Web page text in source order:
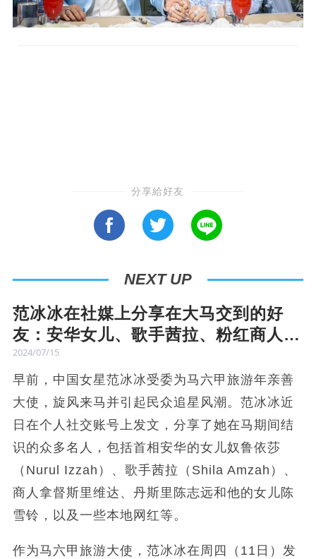
分享給好友
NEXT UP
范冰冰在社媒上分享在大马交到的好
友：安华女儿、歌手茜拉、粉红商人…
2024/07/15
早前，中国女星范冰冰受委为马六甲旅游年亲善
大使，旋风来马并引起民众追星风潮。范冰冰近
日在个人社交账号上发文，分享了她在马期间结
识的众多名人，包括首相安华的女儿奴鲁依莎
（Nurul Izzah）、歌手茜拉（Shila Amzah）、
商人拿督斯里维达、丹斯里陈志远和他的女儿陈
雪铃，以及一些本地网红等。
作为马六甲旅游大使，范冰冰在周四（11日）发